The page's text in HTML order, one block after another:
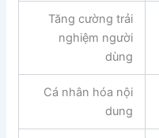
Tăng cường trải
nghiệm người
dùng
Cá nhân hóa nội
dung